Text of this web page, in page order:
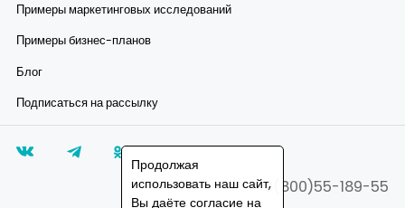
Примеры маркетинговых исследований
Примеры бизнес-планов
Блог
Подписаться на рассылку
8(800)55-189-55
Продолжая
использовать наш сайт,
Вы даёте согласие на